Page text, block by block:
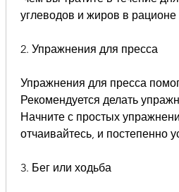
углеводов и жиров в рационе
2. Упражнения для пресса
Упражнения для пресса
Рекомендуется делать
Начните с простых
отчаивайтесь, и постепенно
3. Бег или ходьба